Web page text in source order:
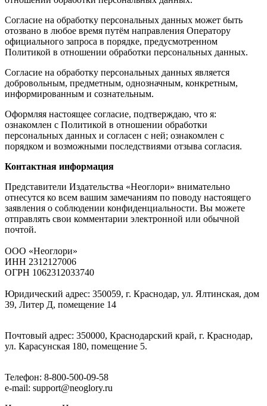
Согласие на обработку персональных данных может быть
отозвано в любое время путём направления Оператору
официального запроса в порядке, предусмотренном
Политикой в отношении обработки персональных данных.
Согласие на обработку персональных данных является
добровольным, предметным, однозначным, конкретным,
информированным и сознательным.
Оформляя настоящее согласие, подтверждаю, что я:
ознакомлен с Политикой в отношении обработки
персональных данных и согласен с ней; ознакомлен с
порядком и возможными последствиями отзыва согласия.
Контактная информация
Представители Издательства «Неоглори» внимательно
отнесутся ко всем вашим замечаниям по поводу настоящего
заявления о соблюдении конфиденциальности. Вы можете
отправлять свои комментарии электронной или обычной
почтой.
ООО «Неоглори»
ИНН 2312127006
ОГРН 1062312033740
Юридический адрес: 350059, г. Краснодар, ул. Ялтинская, дом
39, Литер Д, помещение 14
Почтовый адрес: 350000, Краснодарский край, г. Краснодар,
ул. Карасунская 180, помещение 5.
Телефон: 8-800-500-09-58
e-mail: support@neoglory.ru